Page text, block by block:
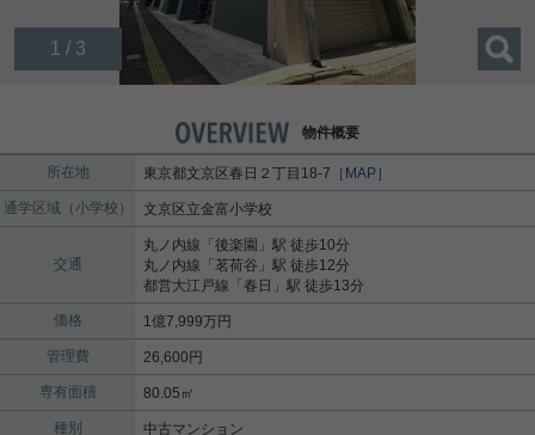
1 / 3
物件概要
所在地 東京都文京区春日 ２丁目18-7 ［MAP］
通学区域（小学校） 文京区立金富小学校
交通
丸ノ内線 「後楽園 」駅 徒歩10分
丸ノ内線 「茗荷谷 」駅 徒歩12分
都営大江戸線 「春日 」駅 徒歩13分
価格 1億7,999万円
管理費 26,600円
専有面積 80.05㎡
種別 中古マンション